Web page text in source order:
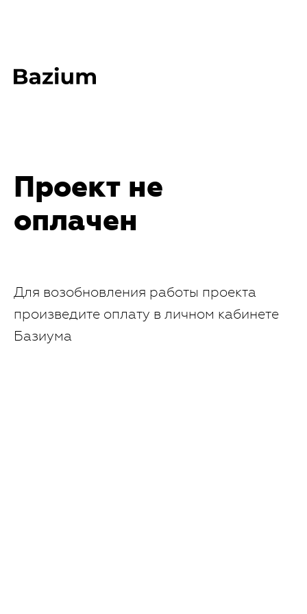
Проект не
оплачен
Для возобновления работы проекта
произведите оплату в личном кабинете
Базиума